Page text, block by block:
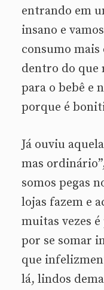
entrando em
insano e
consumo mais
dentro do que
para o bebê e
porque é
Já ouviu
mas
somos pegas
lojas fazem e
muitas vezes
por se somar
que
lá, lindos